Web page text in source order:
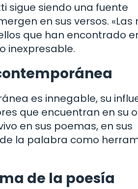
sigue siendo una fuente
en sus versos. «Las
que han encontrado
inexpresable.
es innegable, su
que encuentran en su
en sus poemas, en sus
la palabra como
de la poesía